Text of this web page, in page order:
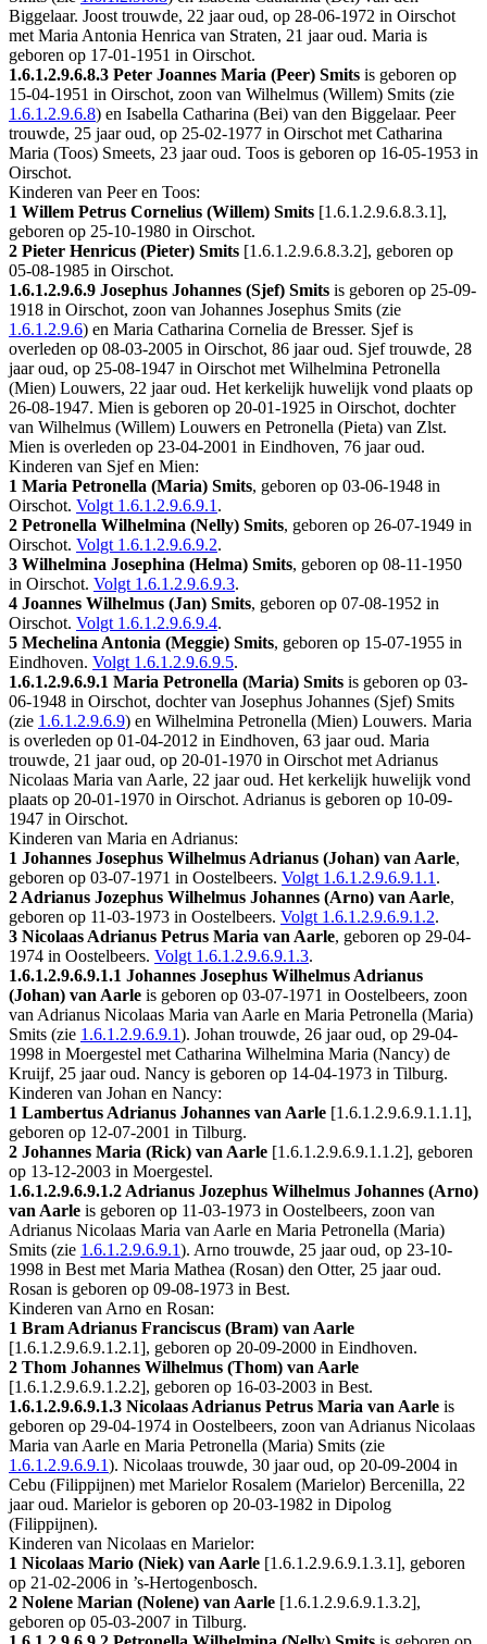
Biggelaar. Joost trouwde, 22 jaar oud, op 28-06-1972 in Oirschot
met Maria Antonia Henrica van Straten, 21 jaar oud. Maria is
geboren op 17-01-1951 in Oirschot.
1.6.1.2.9.6.8.3 Peter Joannes Maria (Peer) Smits is geboren op
15-04-1951 in Oirschot, zoon van Wilhelmus (Willem) Smits (zie
1.6.1.2.9.6.8) en Isabella Catharina (Bei) van den Biggelaar. Peer
trouwde, 25 jaar oud, op 25-02-1977 in Oirschot met Catharina
Maria (Toos) Smeets, 23 jaar oud. Toos is geboren op 16-05-1953 in
Oirschot.
Kinderen van Peer en Toos:
1 Willem Petrus Cornelius (Willem) Smits [1.6.1.2.9.6.8.3.1],
geboren op 25-10-1980 in Oirschot.
2 Pieter Henricus (Pieter) Smits [1.6.1.2.9.6.8.3.2], geboren op
05-08-1985 in Oirschot.
1.6.1.2.9.6.9 Josephus Johannes (Sjef) Smits is geboren op 25-09-
1918 in Oirschot, zoon van Johannes Josephus Smits (zie
1.6.1.2.9.6) en Maria Catharina Cornelia de Bresser. Sjef is
overleden op 08-03-2005 in Oirschot, 86 jaar oud. Sjef trouwde, 28
jaar oud, op 25-08-1947 in Oirschot met Wilhelmina Petronella
(Mien) Louwers, 22 jaar oud. Het kerkelijk huwelijk vond plaats op
26-08-1947. Mien is geboren op 20-01-1925 in Oirschot, dochter
van Wilhelmus (Willem) Louwers en Petronella (Pieta) van Zlst.
Mien is overleden op 23-04-2001 in Eindhoven, 76 jaar oud.
Kinderen van Sjef en Mien:
1 Maria Petronella (Maria) Smits, geboren op 03-06-1948 in
Oirschot. Volgt 1.6.1.2.9.6.9.1 .
2 Petronella Wilhelmina (Nelly) Smits, geboren op 26-07-1949 in
Oirschot. Volgt 1.6.1.2.9.6.9.2.
3 Wilhelmina Josephina (Helma) Smits, geboren op 08-11-1950
in Oirschot. Volgt 1.6.1.2.9.6.9.3.
4 Joannes Wilhelmus (Jan) Smits, geboren op 07-08-1952 in
Oirschot. Volgt 1.6.1.2.9.6.9.4.
5 Mechelina Antonia (Meggie) Smits, geboren op 15-07-1955 in
Eindhoven. Volgt 1.6.1.2.9.6.9.5.
1.6.1.2.9.6.9.1 Maria Petronella (Maria) Smits is geboren op 03-
06-1948 in Oirschot, dochter van Josephus Johannes (Sjef) Smits
(zie 1.6.1.2.9.6.9) en Wilhelmina Petronella (Mien) Louwers. Maria
is overleden op 01-04-2012 in Eindhoven, 63 jaar oud. Maria
trouwde, 21 jaar oud, op 20-01-1970 in Oirschot met Adrianus
Nicolaas Maria van Aarle, 22 jaar oud. Het kerkelijk huwelijk vond
plaats op 20-01-1970 in Oirschot. Adrianus is geboren op 10-09-
1947 in Oirschot.
Kinderen van Maria en Adrianus:
1 Johannes Josephus Wilhelmus Adrianus (Johan) van Aarle,
geboren op 03-07-1971 in Oostelbeers. Volgt 1.6.1.2.9.6.9.1.1 .
2 Adrianus Jozephus Wilhelmus Johannes (Arno) van Aarle,
geboren op 11-03-1973 in Oostelbeers. Volgt 1.6.1.2.9.6.9.1.2.
3 Nicolaas Adrianus Petrus Maria van Aarle, geboren op 29-04-
1974 in Oostelbeers. Volgt 1.6.1.2.9.6.9.1.3.
1.6.1.2.9.6.9.1.1 Johannes Josephus Wilhelmus Adrianus
(Johan) van Aarle is geboren op 03-07-1971 in Oostelbeers, zoon
van Adrianus Nicolaas Maria van Aarle en Maria Petronella (Maria)
Smits (zie 1.6.1.2.9.6.9.1). Johan trouwde, 26 jaar oud, op 29-04-
1998 in Moergestel met Catharina Wilhelmina Maria (Nancy) de
Kruijf, 25 jaar oud. Nancy is geboren op 14-04-1973 in Tilburg.
Kinderen van Johan en Nancy:
1 Lambertus Adrianus Johannes van Aarle [1.6.1.2.9.6.9.1.1.1],
geboren op 12-07-2001 in Tilburg.
2 Johannes Maria (Rick) van Aarle [1.6.1.2.9.6.9.1.1.2], geboren
op 13-12-2003 in Moergestel.
1.6.1.2.9.6.9.1.2 Adrianus Jozephus Wilhelmus Johannes (Arno)
van Aarle is geboren op 11-03-1973 in Oostelbeers, zoon van
Adrianus Nicolaas Maria van Aarle en Maria Petronella (Maria)
Smits (zie 1.6.1.2.9.6.9.1). Arno trouwde, 25 jaar oud, op 23-10-
1998 in Best met Maria Mathea (Rosan) den Otter, 25 jaar oud.
Rosan is geboren op 09-08-1973 in Best.
Kinderen van Arno en Rosan:
1 Bram Adrianus Franciscus (Bram) van Aarle
[1.6.1.2.9.6.9.1.2.1], geboren op 20-09-2000 in Eindhoven.
2 Thom Johannes Wilhelmus (Thom) van Aarle
[1.6.1.2.9.6.9.1.2.2], geboren op 16-03-2003 in Best.
1.6.1.2.9.6.9.1.3 Nicolaas Adrianus Petrus Maria van Aarle is
geboren op 29-04-1974 in Oostelbeers, zoon van Adrianus Nicolaas
Maria van Aarle en Maria Petronella (Maria) Smits (zie
1.6.1.2.9.6.9.1). Nicolaas trouwde, 30 jaar oud, op 20-09-2004 in
Cebu (Filippijnen) met Marielor Rosalem (Marielor) Bercenilla, 22
jaar oud. Marielor is geboren op 20-03-1982 in Dipolog
(Filippijnen).
Kinderen van Nicolaas en Marielor:
1 Nicolaas Mario (Niek) van Aarle [1.6.1.2.9.6.9.1.3.1], geboren
op 21-02-2006 in ’s-Hertogenbosch.
2 Nolene Marian (Nolene) van Aarle [1.6.1.2.9.6.9.1.3.2],
geboren op 05-03-2007 in Tilburg.